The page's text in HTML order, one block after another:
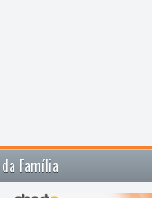
Família